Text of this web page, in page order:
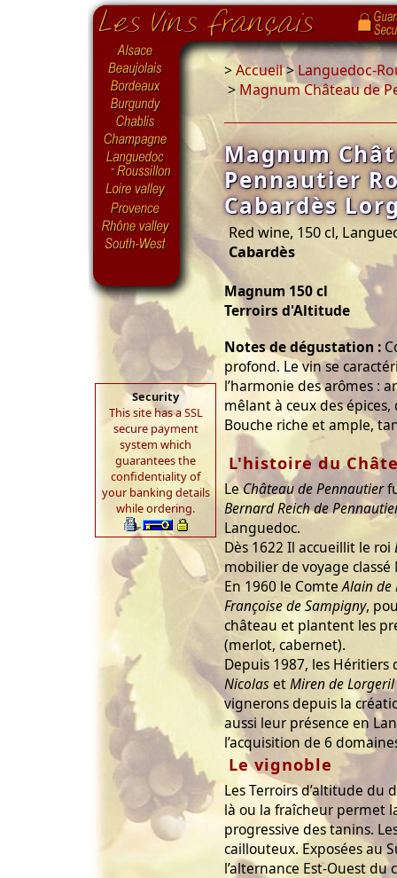
Security
This site has a SSL
secure payment
system which
guarantees the
confidentiality of
your banking details
while ordering.
>Accueil>Languedoc-
> Magnum Château de
Magnum
Pennautier
Cabardès
Red wine, 150 cl,
Cabardès
Magnum 150 cl
Terroirs d'Altitude
Notes de dégustation :
profond. Le vin se
l’harmonie des arômes :
mêlant à ceux des
Bouche riche et ample,
L'histoire du
LeChâteau de Pennautier
Bernard Reich de
Languedoc.
Dès 1622 Il accueillit le roi
mobilier de voyage
En 1960 le ComteAlain de
Françoise de Sampigny,
château et plantent les
(merlot, cabernet).
Depuis 1987, les Héritiers
NicolasetMiren de Lorgeril
vignerons depuis la
aussi leur présence en
l’acquisition de 6
Le vignoble
Les Terroirs d’altitude du
là ou la fraîcheur permet
progressive des tanins.
caillouteux. Exposées au
l’alternance Est-Ouest du